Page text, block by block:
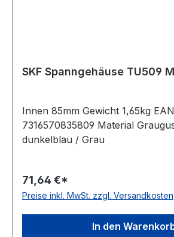
SKF Spanngehäuse TU509 M
Innen 85mm Gewicht 1,65kg EAN
7316570835809 Material
dunkelblau / Grau
71,64 €*
Preise inkl. MwSt. zzgl. Versandkosten
In den